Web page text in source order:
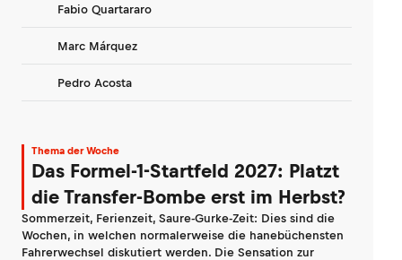
Fabio Quartararo
Marc Márquez
Pedro Acosta
Thema der Woche
Das Formel-1-Startfeld 2027: Platzt
die Transfer-Bombe erst im Herbst?
Sommerzeit, Ferienzeit, Saure-Gurke-Zeit: Dies sind die
Wochen, in welchen normalerweise die hanebüchensten
Fahrerwechsel diskutiert werden. Die Sensation zur